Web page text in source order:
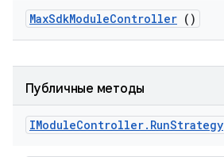
MaxSdkModuleController ()
Публичные методы
IModuleController. RunStrategy